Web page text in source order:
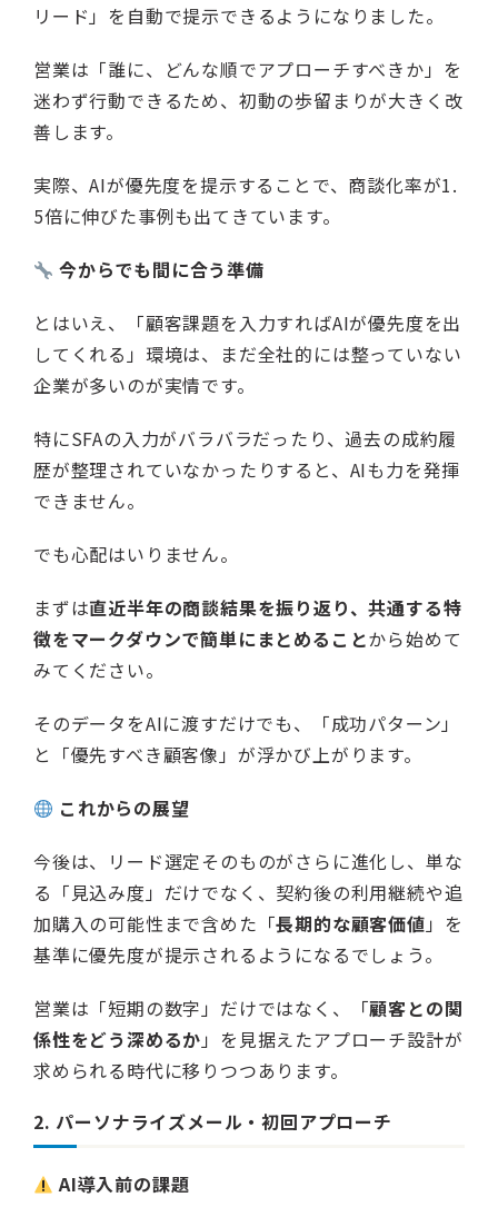
リード」を自動で提示できるようになりました。
営業は「誰に、どんな順でアプローチすべきか」を
迷わず行動できるため、初動の歩留まりが大きく改
善します。
実際、AIが優先度を提示することで、商談化率が1.
5倍に伸びた事例も出てきています。
今からでも間に合う準備
とはいえ、「顧客課題を入力すればAIが優先度を出
してくれる」環境は、まだ全社的には整っていない
企業が多いのが実情です。
特にSFAの入力がバラバラだったり、過去の成約履
歴が整理されていなかったりすると、AIも力を発揮
できません。
でも心配はいりません。
まずは直近半年の商談結果を振り返り、共通する特
徴をマークダウンで簡単にまとめることから始めて
みてください。
そのデータをAIに渡すだけでも、「成功パターン」
と「優先すべき顧客像」が浮かび上がります。
これからの展望
今後は、リード選定そのものがさらに進化し、単な
る「見込み度」だけでなく、契約後の利用継続や追
加購入の可能性まで含めた「長期的な顧客価値 」を
基準に優先度が提示されるようになるでしょう。
営業は「短期の数字」だけではなく、「顧客との関
係性をどう深めるか 」を見据えたアプローチ設計が
求められる時代に移りつつあります。
2. パーソナライズメール・初回アプローチ
AI導入前の課題